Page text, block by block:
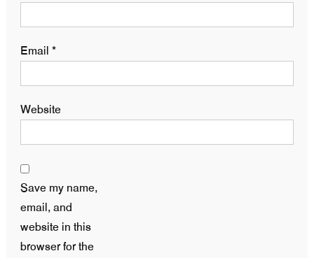
Email *
Website
Save my name,
email, and
website in this
browser for the